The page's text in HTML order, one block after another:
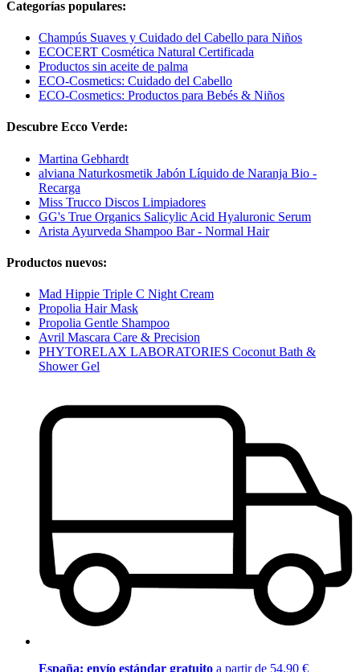
Categorías populares:
Champús Suaves y Cuidado del Cabello para Niños
ECOCERT Cosmética Natural Certificada
Productos sin aceite de palma
ECO-Cosmetics: Cuidado del Cabello
ECO-Cosmetics: Productos para Bebés & Niños
Descubre Ecco Verde:
Martina Gebhardt
alviana Naturkosmetik Jabón Líquido de Naranja Bio -
Recarga
Miss Trucco Discos Limpiadores
GG's True Organics Salicylic Acid Hyaluronic Serum
Arista Ayurveda Shampoo Bar - Normal Hair
Productos nuevos:
Mad Hippie Triple C Night Cream
Propolia Hair Mask
Propolia Gentle Shampoo
Avril Mascara Care & Precision
PHYTORELAX LABORATORIES Coconut Bath &
Shower Gel
España: envío estándar gratuito a partir de 54,90 €